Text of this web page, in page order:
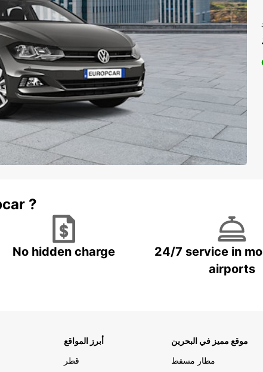
?
No hidden charge
24/7 service in
airports
أبرز المواقع
قطر
موقع مميز في البحرين
مطار مسقط